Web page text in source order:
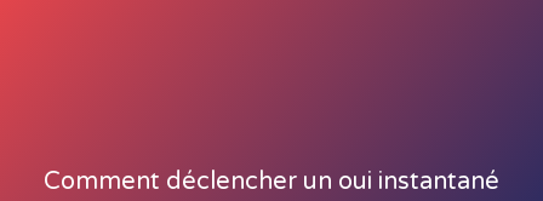
Comment déclencher un oui instantané